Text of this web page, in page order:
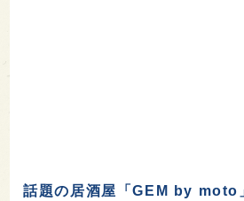
話題の居酒屋「GEM by moto